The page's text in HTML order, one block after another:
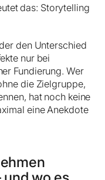
das: Storytelling
den Unterschied
nur bei
Fundierung. Wer
die Zielgruppe,
hat noch keine
eine Anekdote